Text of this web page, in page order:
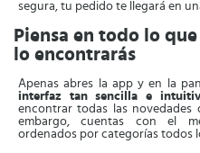
segura, tu pedido te llegará en
Piensa en todo lo que
lo encontrarás
Apenas abres la app y en la
interfaz tan sencilla e
encontrar todas las novedades
embargo, cuentas con el
ordenados por categorías todos